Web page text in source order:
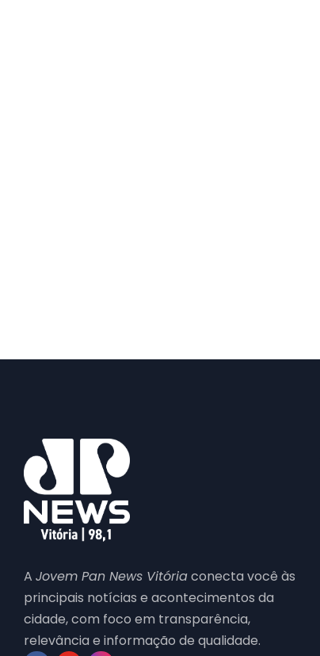
A Jovem Pan News Vitóriaconecta você às
principais notícias e acontecimentos da
cidade, com foco em transparência,
relevância e informação de qualidade.